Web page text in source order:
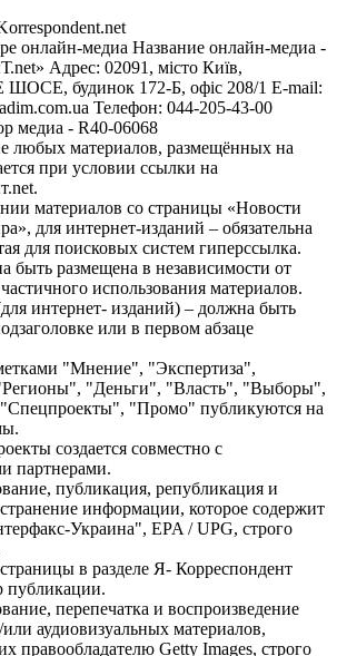
онлайн-медиа Название онлайн-медиа -
Адрес: 02091, місто Київ,
будинок 172-Б, офіс 208/1 E-mail:
Телефон: 044-205-43-00
медиа - R40-06068
любых материалов, размещённых на
при условии ссылки на
материалов со страницы «Новости
для интернет-изданий – обязательна
для поисковых систем гиперссылка.
быть размещена в независимости от
использования материалов.
интернет- изданий) – должна быть
или в первом абзаце
"Мнение", "Экспертиза",
"Деньги", "Власть", "Выборы",
"Промо" публикуются на
создается совместно с
партнерами.
публикация, републикация и
информации, которое содержит
Украина", EPA / UPG, строго
в разделе Я- Корреспондент
публикации.
перепечатка и воспроизведение
аудиовизуальных материалов,
правообладателю Getty Images, строго